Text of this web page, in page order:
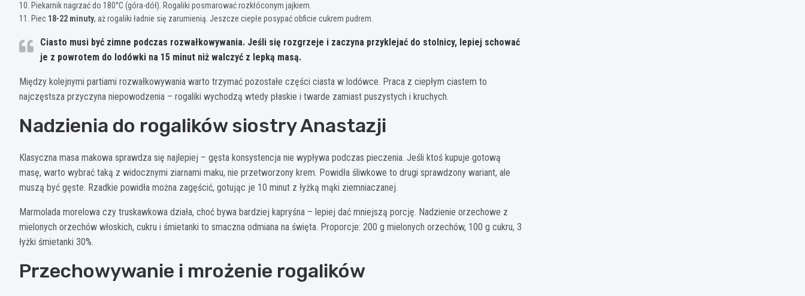
Piekarnik nagrzać do 180°C (góra-dół). Rogaliki posmarować rozkłóconym jajkiem.
Piec 18-22 minuty, aż rogaliki ładnie się zarumienią. Jeszcze ciepłe posypać obficie cukrem pudrem.
Ciasto musi być zimne podczas rozwałkowywania. Jeśli się rozgrzeje i zaczyna przyklejać do stolnicy, lepiej schować
je z powrotem do lodówki na 15 minut niż walczyć z lepką masą.
Między kolejnymi partiami rozwałkowywania warto trzymać pozostałe części ciasta w lodówce. Praca z ciepłym ciastem to
najczęstsza przyczyna niepowodzenia – rogaliki wychodzą wtedy płaskie i twarde zamiast puszystych i kruchych.
Nadzienia do rogalików siostry Anastazji
Klasyczna masa makowa sprawdza się najlepiej – gęsta konsystencja nie wypływa podczas pieczenia. Jeśli ktoś kupuje gotową
masę, warto wybrać taką z widocznymi ziarnami maku, nie przetworzony krem. Powidła śliwkowe to drugi sprawdzony wariant, ale
muszą być gęste. Rzadkie powidła można zagęścić, gotując je 10 minut z łyżką mąki ziemniaczanej.
Marmolada morelowa czy truskawkowa działa, choć bywa bardziej kapryśna – lepiej dać mniejszą porcję. Nadzienie orzechowe z
mielonych orzechów włoskich, cukru i śmietanki to smaczna odmiana na święta. Proporcje: 200 g mielonych orzechów, 100 g cukru, 3
łyżki śmietanki 30%.
Przechowywanie i mrożenie rogalików